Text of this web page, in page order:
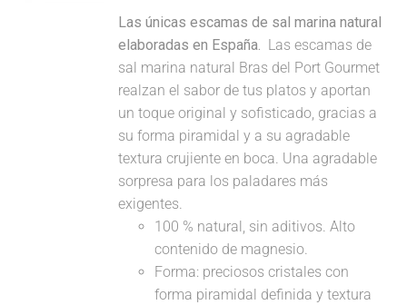
Las únicas escamas de sal marina natural
elaboradas en España. Las escamas de
sal marina natural Bras del Port Gourmet
realzan el sabor de tus platos y aportan
un toque original y sofisticado, gracias a
su forma piramidal y a su agradable
textura crujiente en boca. Una agradable
sorpresa para los paladares más
exigentes.
100 % natural, sin aditivos. Alto
contenido de magnesio.
Forma: preciosos cristales con
forma piramidal definida y textura